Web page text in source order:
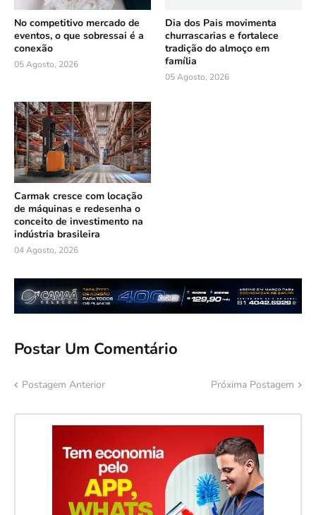
No competitivo mercado de
eventos, o que sobressai é a
conexão
05 Agosto, 2026
Dia dos Pais movimenta
churrascarias e fortalece
tradição do almoço em
família
05 Agosto, 2026
Carmak cresce com locação
de máquinas e redesenha o
conceito de investimento na
indústria brasileira
04 Agosto, 2026
Postar Um Comentário
Postagem Anterior Próxima Postagem